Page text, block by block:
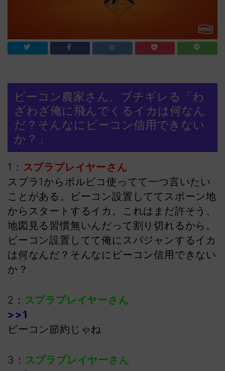
ビーコン農家さん、ブチギレる「わ
ざわざ俺に飛んでくるイカは何なん
だ？そんなにビーコン信用できない
か？」
1： スプラプレイヤーさん
スプラ1からボルビコ使ってて一つ言いたい
ことがある。ビーコン設置しててスポーン地
からスタートするイカ。これはまだ許そう、
地図見る習慣無いんだって割り切れるから。
ビーコン設置してて俺にスパジャンするイカ
は何なんだ？そんなにビーコン信用できない
か？
2： スプラプレイヤーさん
>>1
ビーコン節約じゃね
3： スプラプレイヤーさん